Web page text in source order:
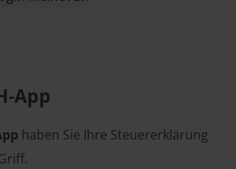
App
haben Sie Ihre Steuererklärung